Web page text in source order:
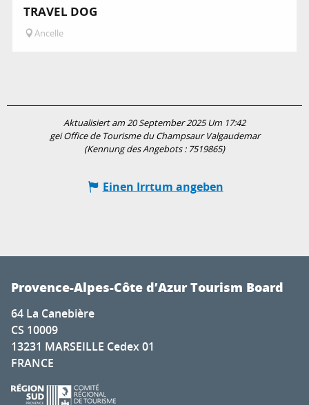
TRAVEL DOG
Ancelle
Aktualisiert am 20 September 2025 Um 17:42
gei Office de Tourisme du Champsaur Valgaudemar
(Kennung des Angebots : 7519865)
Einen Irrtum angeben
Provence-Alpes-Côte d’Azur Tourism Board
64 La Canebière
CS 10009
13231 MARSEILLE Cedex 01
FRANCE